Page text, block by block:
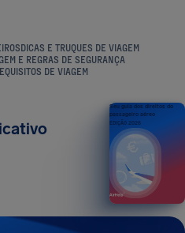
DICAS E TRUQUES DE VIAGEM
E REGRAS DE SEGURANÇA
DE VIAGEM
Seu guia dos direitos do
passageiro aéreo
EDIÇÃO 2026